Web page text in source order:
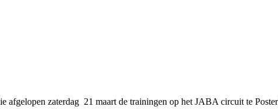
afgelopen zaterdag 21 maart de trainingen op het JABA circuit te